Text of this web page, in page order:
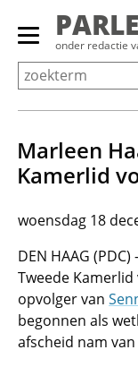
Overslaan
Primair
menu
tonen/verbergen
onder redactie
Marleen
Kamerlid
woensdag 18
DEN HAAG
Tweede
opvolger van
begonnen als
afscheid nam